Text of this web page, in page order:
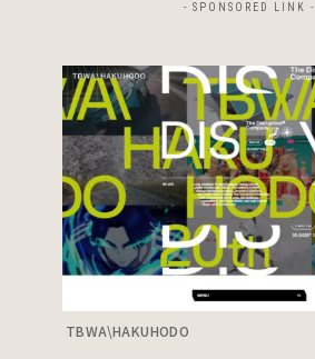
- SPONSORED LINK -
TBWA\HAKUHODO